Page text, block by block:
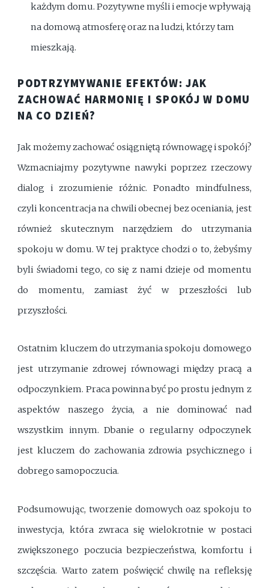
każdym domu. Pozytywne myśli i emocje wpływają
na domową atmosferę oraz na ludzi, którzy tam
mieszkają.
PODTRZYMYWANIE EFEKTÓW: JAK
ZACHOWAĆ HARMONIĘ I SPOKÓJ W DOMU
NA CO DZIEŃ?
Jak możemy zachować osiągniętą równowagę i spokój?
Wzmacniajmy pozytywne nawyki poprzez rzeczowy
dialog i zrozumienie różnic. Ponadto mindfulness,
czyli koncentracja na chwili obecnej bez oceniania, jest
również skutecznym narzędziem do utrzymania
spokoju w domu. W tej praktyce chodzi o to, żebyśmy
byli świadomi tego, co się z nami dzieje od momentu
do momentu, zamiast żyć w przeszłości lub
przyszłości.
Ostatnim kluczem do utrzymania spokoju domowego
jest utrzymanie zdrowej równowagi między pracą a
odpoczynkiem. Praca powinna być po prostu jednym z
aspektów naszego życia, a nie dominować nad
wszystkim innym. Dbanie o regularny odpoczynek
jest kluczem do zachowania zdrowia psychicznego i
dobrego samopoczucia.
Podsumowując, tworzenie domowych oaz spokoju to
inwestycja, która zwraca się wielokrotnie w postaci
zwiększonego poczucia bezpieczeństwa, komfortu i
szczęścia. Warto zatem poświęcić chwilę na refleksję